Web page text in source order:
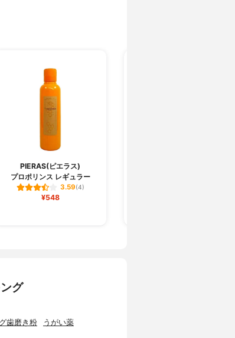
PIERAS(ピエラス)
プロポリンス レギュラー
3.59(4)
¥548
グ
歯磨き粉 うがい薬